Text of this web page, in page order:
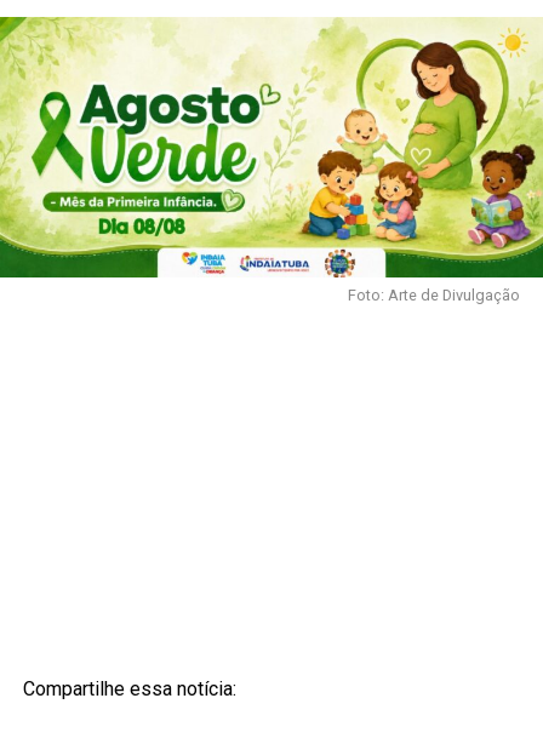
Foto: Arte de Divulgação
Compartilhe essa notícia: